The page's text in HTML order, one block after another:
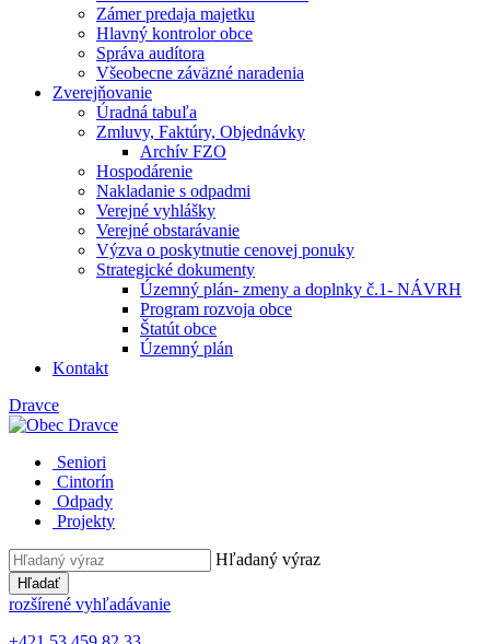
Zámer predaja majetku
Hlavný kontrolor obce
Správa audítora
Všeobecne záväzné naradenia
Zverejňovanie
Úradná tabuľa
Zmluvy, Faktúry, Objednávky
Archív FZO
Hospodárenie
Nakladanie s odpadmi
Verejné vyhlášky
Verejné obstarávanie
Výzva o poskytnutie cenovej ponuky
Strategické dokumenty
Územný plán- zmeny a doplnky č.1- NÁVRH
Program rozvoja obce
Štatút obce
Územný plán
Kontakt
Dravce
Seniori
Cintorín
Odpady
Projekty
Hľadaný výraz
Hľadať
rozšírené vyhľadávanie